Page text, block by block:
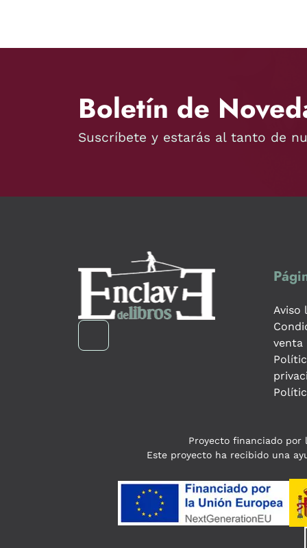
Boletín de
Suscríbete y estarás al tanto de
Aviso
venta
Proyecto financiado por
Este proyecto ha recibido una